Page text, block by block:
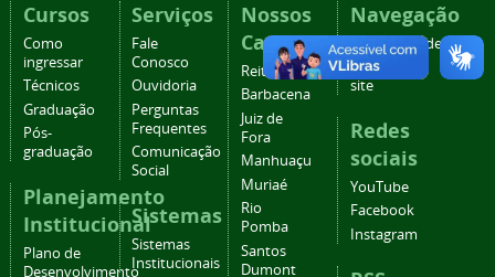
Cursos
Como
ingressar
Técnicos
Graduação
Pós-
graduação
Planejamento
Institucional
Plano de
Desenvolvimento
Serviços
Fale
Conosco
Ouvidoria
Perguntas
Frequentes
Comunicação
Social
Sistemas
Sistemas
Institucionais
Nossos
Campi
Reitoria
Barbacena
Juiz de
Fora
Manhuaçu
Muriaé
Rio
Pomba
Santos
Dumont
Navegação
Acessibilidade
Mapa do
site
Redes
sociais
YouTube
Facebook
Instagram